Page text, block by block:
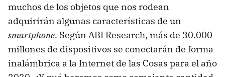
muchos de los objetos que nos rodean
adquirirán algunas características de un
smartphone. Según ABI Research, más de 30.000
millones de dispositivos se conectarán de forma
inalámbrica a la Internet de las Cosas para el año